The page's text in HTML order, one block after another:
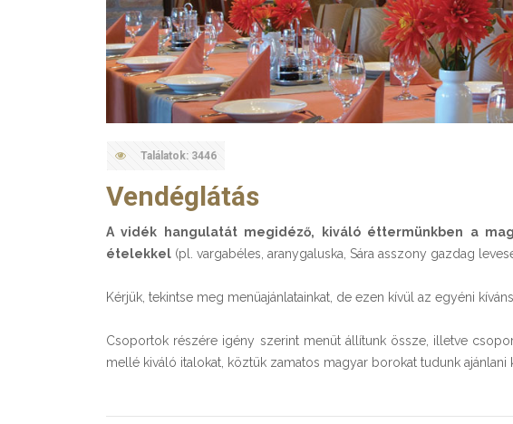
Találatok: 3446
Vendéglátás
A vidék hangulatát megidéző, kiváló éttermünkben a
ételekkel (pl. vargabéles, aranygaluska, Sára asszony gazdag
Kérjük, tekintse meg menüajánlatainkat, de ezen kívül az egyéni
Csoportok részére igény szerint menüt állítunk össze, illetve
mellé kiváló italokat, köztük zamatos magyar borokat tudunk ajánlani